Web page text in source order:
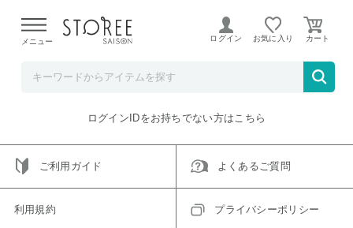
よる配送遅延が発生しております。
メニュー ログイン お気に入り
ご指定のアイテムは取り扱い終了、またはただいま取り扱い
トップへ戻る
ログインIDをお持ちでない方はこちら
ご利用ガイド よくあるご質問
利用規約 プライバシーポリシー